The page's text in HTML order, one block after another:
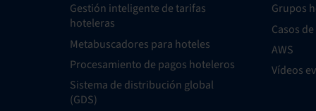
Gestión inteligente de tarifas
hoteleras
Metabuscadores para hoteles
Procesamiento de pagos hoteleros
Sistema de distribución global
(GDS)
Grupos
Casos
AWS
Vídeos